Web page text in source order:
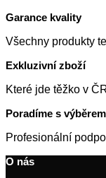
Garance kvality
Všechny produkty
Exkluzivní zboží
Které jde těžko v
Poradíme s výběrem
Profesionální
O nás